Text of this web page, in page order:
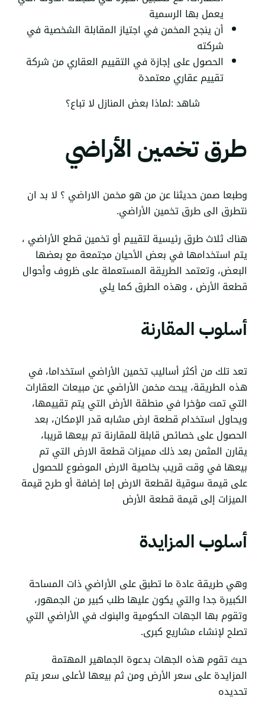
يعمل بها الرسمية
أن ينجح المخمن في اجتياز المقابلة الشخصية في
شركته
الحصول على إجازة في التقييم العقاري من شركة
تقييم عقاري معتمدة
شاهد :لماذا بعض المنازل لا تباع؟
طرق تخمين الأراضي
وطبعا صمن حديثنا عن من هو مخمن الاراضي ؟ لا بد ان
نتطرق الى طرق تخمين الأراضي.
هناك ثلاث طرق رئيسية لتقييم أو تخمين قطع الأراضي ،
يتم استخدامها في بعض الأحيان مجتمعة مع بعضها
البعض، وتعتمد الطريقة المستعملة على ظروف وأحوال
قطعة الأرض ، وهذه الطرق كما يلي
أسلوب المقارنة
تعد تلك من أكثر أساليب تخمين الأراضي استخداما، في
هذه الطريقة، يبحث مخمن الأراضي عن مبيعات العقارات
التي تمت مؤخرا في منطقة الأرض التي يتم تقييمها،
ويحاول استخدام قطعة ارض مشابه قدر الإمكان، بعد
الحصول على خصائص قابلة للمقارنة تم بيعها قريبا،
يقارن المثمن بعد ذلك مميزات قطعة الارض التي تم
بيعها في وقت قريب بخاصية الارض الموضوع للحصول
على قيمة سوقية لقطعة الارض إما إضافة أو طرح قيمة
الميزات إلى قيمة قطعة الأرض
أسلوب المزايدة
وهي طريقة عادة ما تطبق على الأراضي ذات المساحة
الكبيرة جدا والتي يكون عليها طلب كبير من الجمهور،
وتقوم بها الجهات الحكومية والبنوك في الأراضي التي
تصلح لإنشاء مشاريع كبرى.
حيث تقوم هذه الجهات بدعوة الجماهير المهتمة
المزايدة على سعر الأرض ومن ثم بيعها لأعلى سعر يتم
تحديده